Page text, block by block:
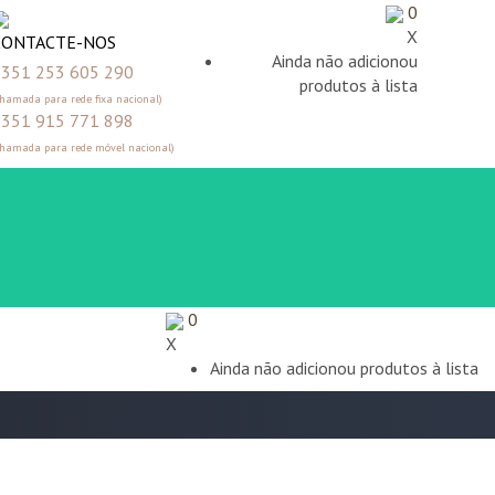
NOS
253 605 290
para rede fixa nacional)
915 771 898
para rede móvel nacional)
0
X
Ainda não adicionou
produtos à lista
0
X
Ainda não adicionou produtos à lista